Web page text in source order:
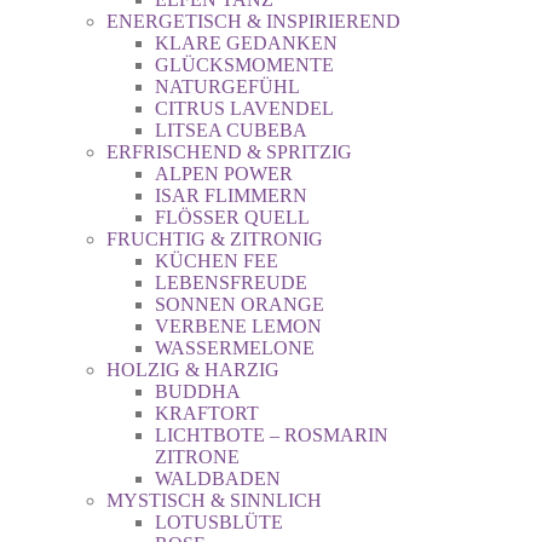
ENERGETISCH & INSPIRIEREND
KLARE GEDANKEN
GLÜCKSMOMENTE
NATURGEFÜHL
CITRUS LAVENDEL
LITSEA CUBEBA
ERFRISCHEND & SPRITZIG
ALPEN POWER
ISAR FLIMMERN
FLÖSSER QUELL
FRUCHTIG & ZITRONIG
KÜCHEN FEE
LEBENSFREUDE
SONNEN ORANGE
VERBENE LEMON
WASSERMELONE
HOLZIG & HARZIG
BUDDHA
KRAFTORT
LICHTBOTE – ROSMARIN
ZITRONE
WALDBADEN
MYSTISCH & SINNLICH
LOTUSBLÜTE